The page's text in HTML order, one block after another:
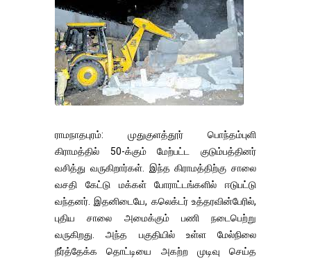
ராமநாதபுரம்: முதுகுளத்தூர் பொந்தம்புளி
கிராமத்தில் 50-க்கும் மேற்பட்ட குடும்பத்தினர்
வசித்து வருகிறார்கள். இந்த கிராமத்திற்கு சாலை
வசதி கேட்டு மக்கள் போராட்டங்களில் ஈடுபட்டு
வந்தனர். இதனிடையே, கலெக்டர் உத்தரவின்பேரில்,
புதிய சாலை அமைக்கும் பணி நடைபெற்று
வருகிறது. அந்த பகுதியில் உள்ள மேல்நிலை
நீர்த்தேக்க தொட்டியை அகற்ற முடிவு செய்த